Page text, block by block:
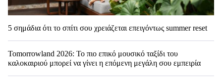
5 σημάδια ότι το σπίτι σου χρειάζεται επειγόντως summer reset
Tomorrowland 2026: Το πιο επικό μουσικό ταξίδι του
καλοκαιριού μπορεί να γίνει η επόμενη μεγάλη σου εμπειρία